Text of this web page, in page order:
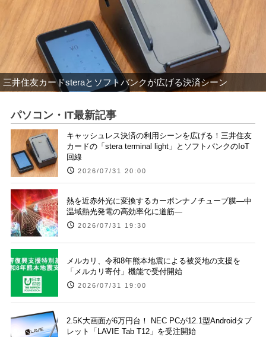
三井住友カードsteraとソフトバンクが広げる決済シーン
パソコン・IT最新記事
キャッシュレス決済の利用シーンを広げる！三井住友
カードの「stera terminal light」とソフトバンクのIoT
回線
2026/07/31 20:00
熱を近赤外光に変換するカーボンナノチューブ膜―中
温域熱光発電の高効率化に道筋―
2026/07/31 19:30
メルカリ、令和8年熊本地震による被災地の支援を
「メルカリ寄付」機能で受付開始
2026/07/31 19:00
2.5K大画面が6万円台！ NEC PCが12.1型Androidタブ
レット「LAVIE Tab T12」を受注開始